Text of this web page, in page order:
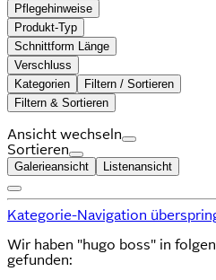
Pflegehinweise
Produkt-Typ
Schnittform Länge
Verschluss
Kategorien
Filtern / Sortieren
Filtern & Sortieren
Ansicht wechseln
Sortieren
Galerieansicht Listenansicht
Kategorie-Navigation
Wir haben "hugo boss" in
gefunden: